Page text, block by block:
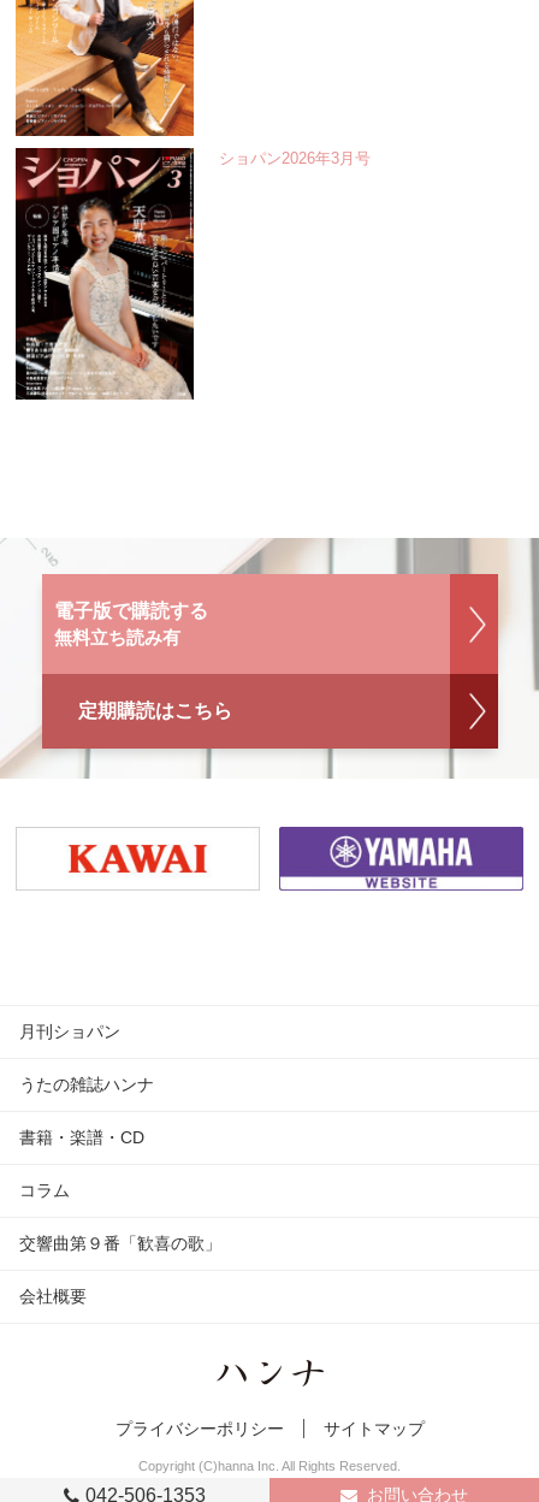
042-506-1353 お問い合わせ
ショパン2026年3月号
電子版で購読する
無料立ち読み有
定期購読はこちら
月刊ショパン
うたの雑誌ハンナ
書籍・楽譜・CD
コラム
交響曲第９番「歓喜の歌」
会社概要
プライバシーポリシー サイトマップ
Copyright (C)hanna Inc. All Rights Reserved.